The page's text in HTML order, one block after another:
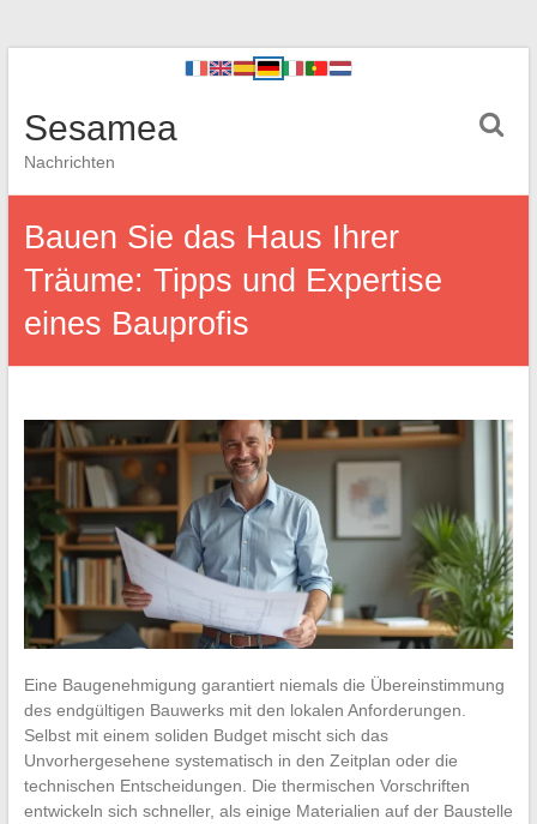
Sesamea
Nachrichten
Bauen Sie das Haus Ihrer
Träume: Tipps und Expertise
eines Bauprofis
Eine Baugenehmigung garantiert niemals die Übereinstimmung
des endgültigen Bauwerks mit den lokalen Anforderungen.
Selbst mit einem soliden Budget mischt sich das
Unvorhergesehene systematisch in den Zeitplan oder die
technischen Entscheidungen. Die thermischen Vorschriften
entwickeln sich schneller, als einige Materialien auf der Baustelle